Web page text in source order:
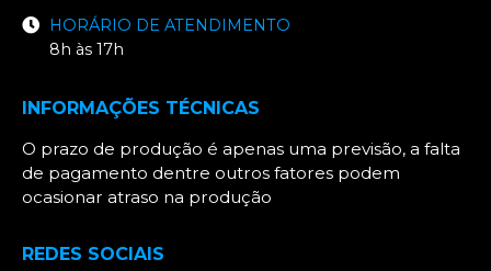
HORÁRIO DE ATENDIMENTO
8h às 17h
INFORMAÇÕES TÉCNICAS
O prazo de produção é apenas uma previsão, a falta
de pagamento dentre outros fatores podem
ocasionar atraso na produção
REDES SOCIAIS